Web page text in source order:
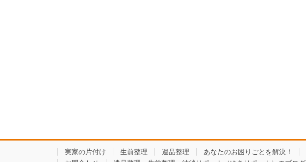
実家の片付け 生前整理 遺品整理 あなたのお困りごとを解決！